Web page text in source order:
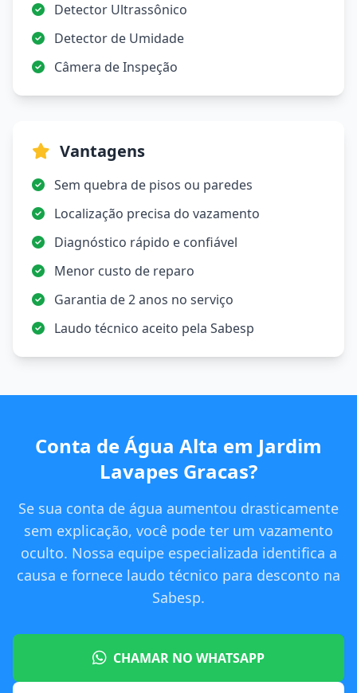
Detector Ultrassônico
Detector de Umidade
Câmera de Inspeção
Vantagens
Sem quebra de pisos ou paredes
Localização precisa do vazamento
Diagnóstico rápido e confiável
Menor custo de reparo
Garantia de 2 anos no serviço
Laudo técnico aceito pela Sabesp
Conta de Água Alta em Jardim
Lavapes Gracas?
Se sua conta de água aumentou drasticamente
sem explicação, você pode ter um vazamento
oculto. Nossa equipe especializada identifica a
causa e fornece laudo técnico para desconto na
Sabesp.
CHAMAR NO WHATSAPP